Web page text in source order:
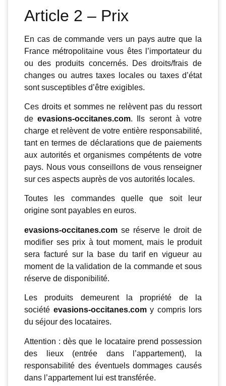
Article 2 – Prix
En cas de commande vers un pays autre que la
France métropolitaine vous êtes l’importateur du
ou des produits concernés. Des droits/frais de
changes ou autres taxes locales ou taxes d’état
sont susceptibles d’être exigibles.
Ces droits et sommes ne relèvent pas du ressort
deevasions-occitanes.com. Ils seront à votre
charge et relèvent de votre entière responsabilité,
tant en termes de déclarations que de paiements
aux autorités et organismes compétents de votre
pays. Nous vous conseillons de vous renseigner
sur ces aspects auprès de vos autorités locales.
Toutes les commandes quelle que soit leur
origine sont payables en euros.
evasions-occitanes.com se réserve le droit de
modifier ses prix à tout moment, mais le produit
sera facturé sur la base du tarif en vigueur au
moment de la validation de la commande et sous
réserve de disponibilité.
Les produits demeurent la propriété de la
société evasions-occitanes.com y compris lors
du séjour des locataires.
Attention : dès que le locataire prend possession
des lieux (entrée dans l’appartement), la
responsabilité des éventuels dommages causés
dans l’appartement lui est transférée.